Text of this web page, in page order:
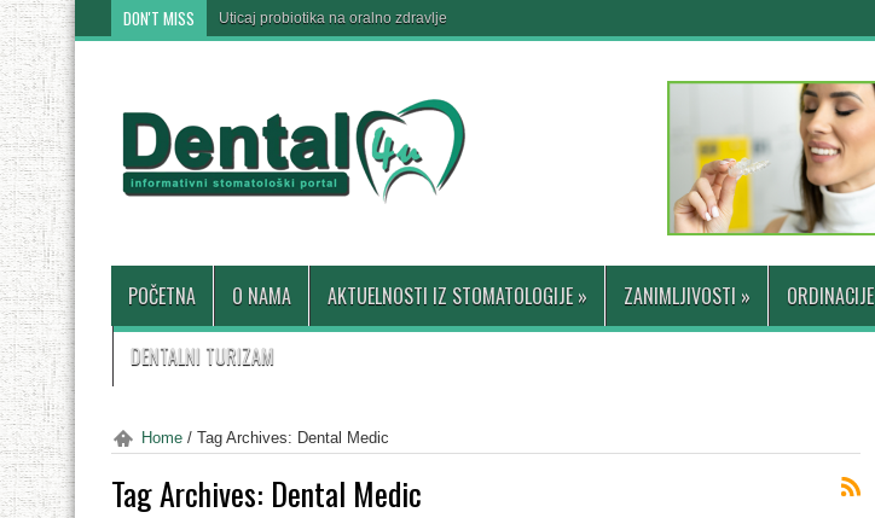
DON'T MISS Uticaj probiotika na oralno zdravlje
POČETNA O NAMA AKTUELNOSTI IZ STOMATOLOGIJE » ZANIMLJIVOSTI » ORDINACIJE
DENTALNI TURIZAM
Home / Tag Archives: Dental Medic
Tag Archives: Dental Medic